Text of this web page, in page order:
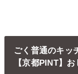
ごく普通のキッ
【京都PINT】